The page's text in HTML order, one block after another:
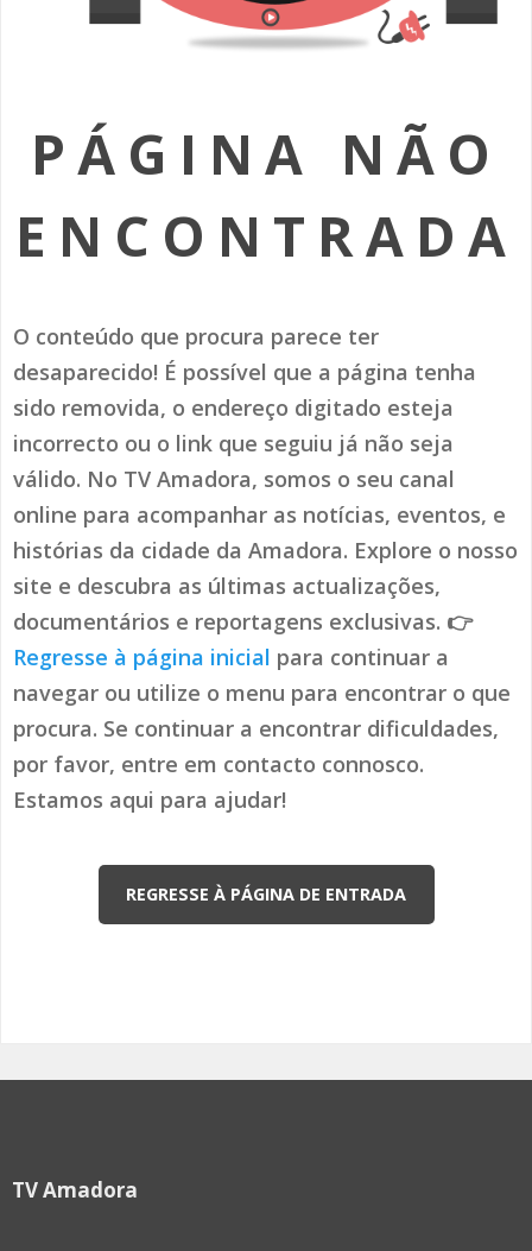
SOMOS TODOS EUROPEUS
AMADORA LIGA À RESILIÊNCIA
(RE) PENSAMENTOS
HISTÓRIAS DE ABRIL
PÁGINA NÃO
ENCONTRADA
O conteúdo que procura parece ter
desaparecido! É possível que a página tenha
sido removida, o endereço digitado esteja
incorrecto ou o link que seguiu já não seja
válido. No TV Amadora, somos o seu canal
online para acompanhar as notícias, eventos, e
histórias da cidade da Amadora. Explore o nosso
site e descubra as últimas actualizações,
documentários e reportagens exclusivas. 👉
Regresse à página inicial para continuar a
navegar ou utilize o menu para encontrar o que
procura. Se continuar a encontrar dificuldades,
por favor, entre em contacto connosco.
Estamos aqui para ajudar!
REGRESSE À PÁGINA DE ENTRADA
TV Amadora